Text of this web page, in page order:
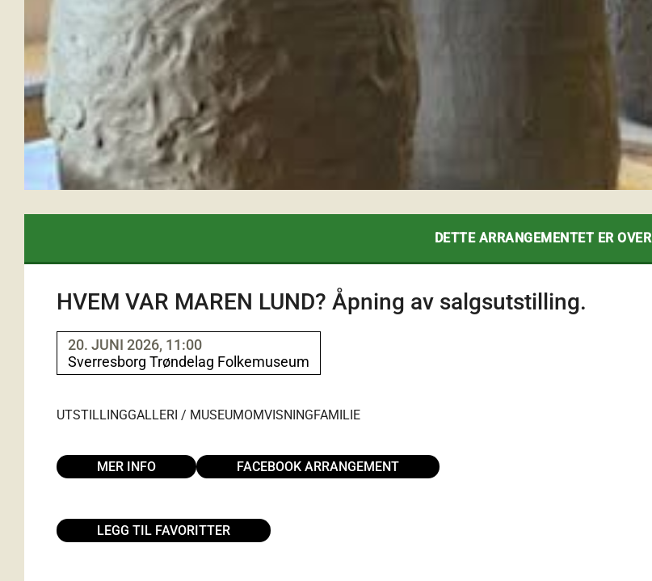
DETTE ARRANGEMENTET ER OVER
HVEM VAR MAREN LUND? Åpning av salgsutstilling.
20. JUNI 2026, 11:00
Sverresborg Trøndelag Folkemuseum
UTSTILLINGGALLERI / MUSEUMOMVISNINGFAMILIE
MER INFO FACEBOOK ARRANGEMENT
LEGG TIL FAVORITTER